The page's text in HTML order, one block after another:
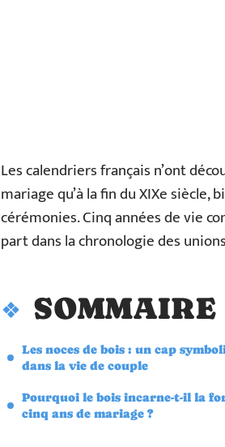
Les calendriers français n’ont
mariage qu’à la fin du XIXe siècle,
cérémonies. Cinq années de vie
part dans la chronologie des
SOMMAIRE
Les noces de bois : un cap
dans la vie de couple
Pourquoi le bois incarne-t-il la
cinq ans de mariage ?